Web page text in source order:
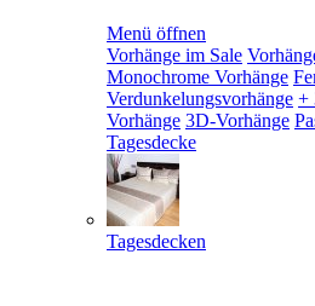
Menü öffnen
Vorhänge im Sale
Monochrome Vorhänge
Verdunkelungsvorhänge +
Vorhänge 3D-Vorhänge
Tagesdecke
Tagesdecken